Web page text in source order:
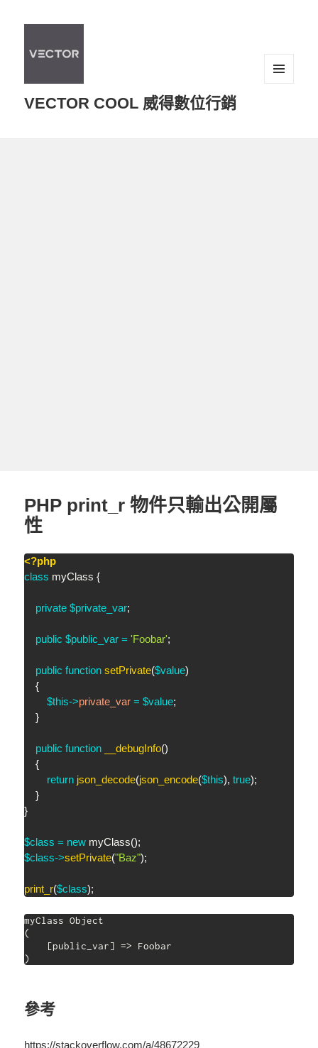
VECTOR COOL 威得數位行銷
PHP print_r 物件只輸出公開屬
性
<?php
class myClass {
private $private_var;
public $public_var = 'Foobar';
public function setPrivate($value)
{
$this->private_var = $value;
}
public function __debugInfo()
{
return json_decode(json_encode($this), true);
}
}
$class = new myClass();
$class->setPrivate("Baz");
print_r($class);
myClass Object
(
)
參考
https://stackoverflow.com/a/48672229